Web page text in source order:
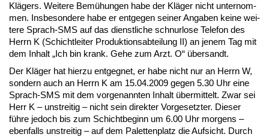
Klägers. Wei­te­re Bemühun­gen ha­be der Kläger nicht un­ter­nom­
men. Ins­be­son­de­re ha­be er ent­ge­gen sei­ner An­ga­ben kei­ne wei­
te­re Sprach-SMS auf das dienst­li­che schnur­lo­se Te­le­fon des
Herrn K (Schicht­lei­ter Pro­duk­ti­ons­ab­tei­lung II) an je­nem Tag mit
dem In­halt „Ich bin krank. Ge­he zum Arzt. O“ über­sandt.
Der Kläger hat hier­zu ent­geg­net, er ha­be nicht nur an Herrn W,
son­dern auch an Herrn K am 15.04.2009 ge­gen 5.30 Uhr ei­ne
Sprach-SMS mit dem vor­ge­nann­ten In­halt über­mit­telt. Zwar sei
Herr K – un­strei­tig – nicht sein di­rek­ter Vor­ge­setz­ter. Die­ser
führe je­doch bis zum Schicht­be­ginn um 6.00 Uhr mor­gens –
eben­falls un­strei­tig – auf dem Pa­let­ten­platz die Auf­sicht. Durch